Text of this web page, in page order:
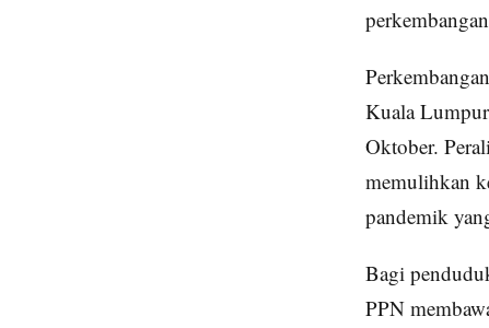
Kuala
Oktober.
memulihkan
pandemik
Bagi
PPN